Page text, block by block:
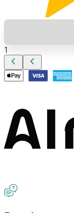
1